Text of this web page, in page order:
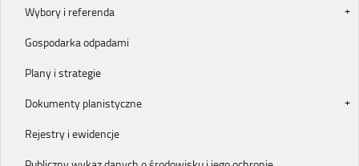
Wybory i referenda
Gospodarka odpadami
Plany i strategie
Dokumenty planistyczne
Rejestry i ewidencje